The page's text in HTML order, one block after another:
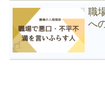
職
へ